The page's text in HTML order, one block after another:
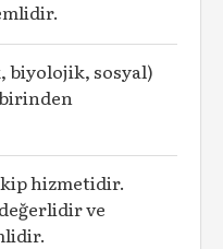
biyolojik, sosyal)
hizmetidir.
ve